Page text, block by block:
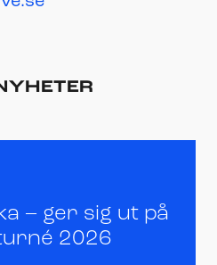
– ger sig ut på
2026